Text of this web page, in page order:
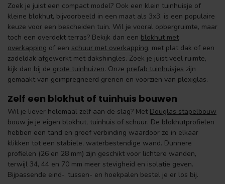
Zoek je juist een compact model? Ook een klein tuinhuisje of
kleine blokhut, bijvoorbeeld in een maat als 3x3, is een populaire
keuze voor een bescheiden tuin. Wil je vooral opbergruimte, maar
toch een overdekt terras? Bekijk dan een blokhut met
overkapping of een schuur met overkapping, met plat dak of een
zadeldak afgewerkt met dakshingles. Zoek je juist veel ruimte,
kijk dan bij de grote tuinhuizen. Onze prefab tuinhuisjes zijn
gemaakt van geïmpregneerd grenen en voorzien van plexiglas.
Zelf een blokhut of tuinhuis bouwen
Wil je liever helemaal zelf aan de slag? Met Douglas stapelbouw
bouw je je eigen blokhut, tuinhuis of schuur. De blokhutprofielen
hebben een tand en groef verbinding waardoor ze in elkaar
klikken tot een stabiele, waterbestendige wand. Dunnere
profielen (26 en 28 mm) zijn geschikt voor lichtere wanden,
terwijl 34, 44 en 70 mm meer stevigheid en isolatie geven.
Bijpassende eind-, tussen- en hoekpalen bestel je er los bij.